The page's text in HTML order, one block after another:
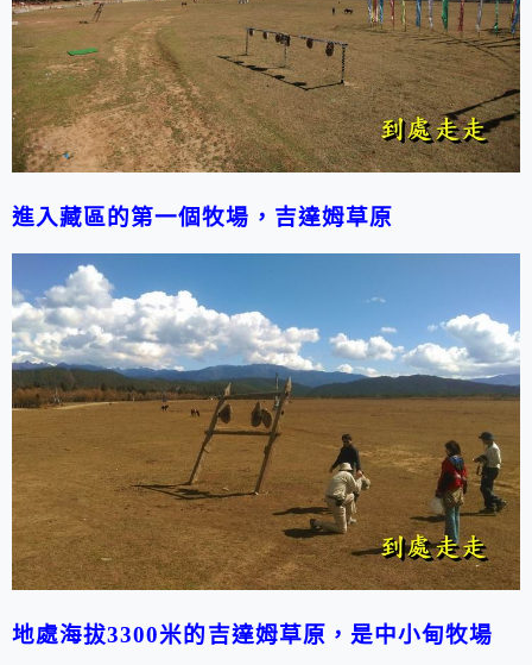
進入藏區的第一個牧場，吉達姆草原
地處海拔3300米的吉達姆草原，是中小甸牧場